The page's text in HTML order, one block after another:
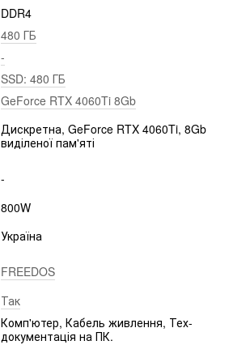
DDR4
480 ГБ
-
SSD: 480 ГБ
GeForce RTX 4060Ti 8Gb
Дискретна, GeForce RTX 4060Ti, 8Gb
виділеної пам'яті
-
800W
Україна
FREEDOS
Так
Комп'ютер, Кабель живлення, Тех-
документація на ПК.